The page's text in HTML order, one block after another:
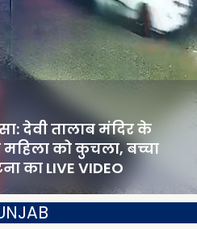
देवी तालाब मंदिर के
को कुचला, बच्चा
का LIVE VIDEO